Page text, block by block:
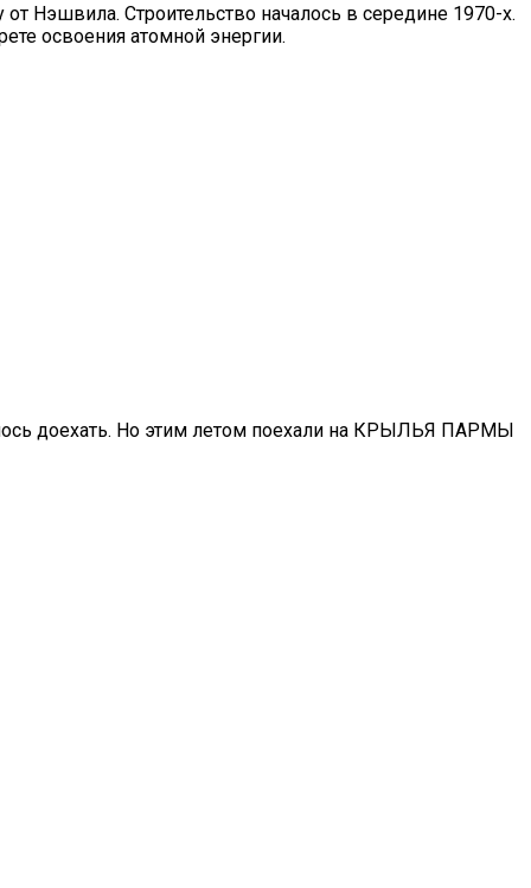
Нэшвила. Строительство началось в середине 1970-х.
освоения атомной энергии.
доехать. Но этим летом поехали на КРЫЛЬЯ ПАРМЫ